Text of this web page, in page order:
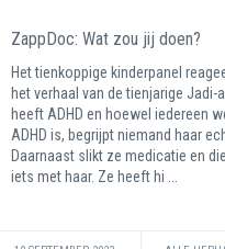
ZappDoc: Wat zou jij doen?
Het tienkoppige kinderpanel
het verhaal van de tienjarige Jadi-
heeft ADHD en hoewel iedereen
ADHD is, begrijpt niemand haar
Daarnaast slikt ze medicatie en
iets met haar. Ze heeft hi ...